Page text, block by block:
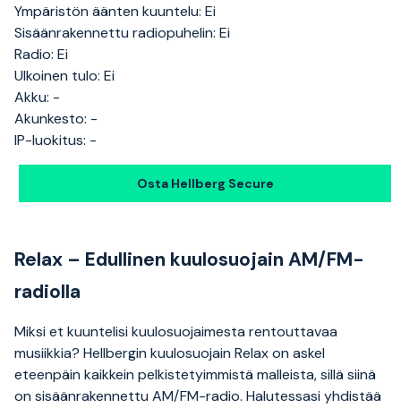
Ympäristön äänten kuuntelu: Ei
Sisäänrakennettu radiopuhelin: Ei
Radio: Ei
Ulkoinen tulo: Ei
Akku: -
Akunkesto: -
IP-luokitus: -
Osta Hellberg Secure
Relax – Edullinen kuulosuojain AM/FM-
radiolla
Miksi et kuuntelisi kuulosuojaimesta rentouttavaa
musiikkia? Hellbergin kuulosuojain Relax on askel
eteenpäin kaikkein pelkistetyimmistä malleista, sillä siinä
on sisäänrakennettu AM/FM-radio. Halutessasi yhdistää